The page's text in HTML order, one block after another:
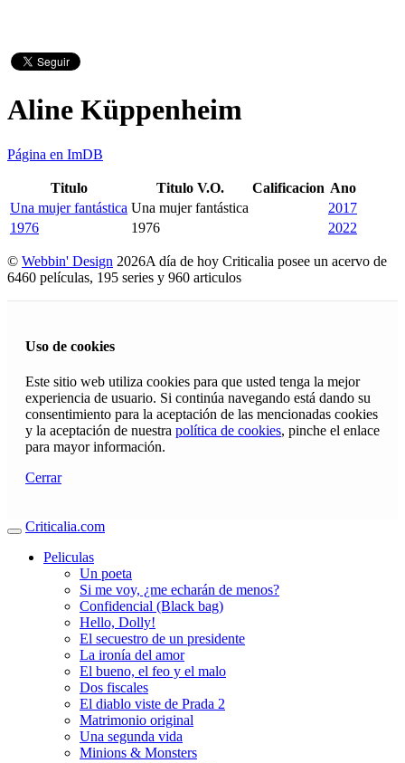
Aline Küppenheim
Página en ImDB
Titulo Titulo V.O. Calificacion Ano
Una mujer fantástica Una mujer fantástica
2017
1976
1976 2022
© Webbin' Design 2026A día de hoy Criticalia posee un acervo de
6460 películas, 195 series y 960 articulos
Uso de cookies
Este sitio web utiliza cookies para que usted tenga la mejor
experiencia de usuario. Si continúa navegando está dando su
consentimiento para la aceptación de las mencionadas cookies
y la aceptación de nuestra política de cookies, pinche el enlace
para mayor información.
Cerrar
Criticalia.com
Peliculas
Un poeta
Si me voy, ¿me echarán de menos?
Confidencial (Black bag)
Hello, Dolly!
El secuestro de un presidente
La ironía del amor
El bueno, el feo y el malo
Dos fiscales
El diablo viste de Prada 2
Matrimonio original
Una segunda vida
Minions & Monsters